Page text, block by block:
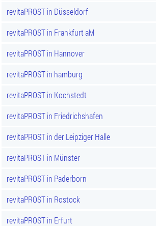
revitaPROST in Düsseldorf
revitaPROST in Frankfurt aM
revitaPROST in Hannover
revitaPROST in hamburg
revitaPROST in Kochstedt
revitaPROST in Friedrichshafen
revitaPROST in der Leipziger Halle
revitaPROST in Münster
revitaPROST in Paderborn
revitaPROST in Rostock
revitaPROST in Erfurt